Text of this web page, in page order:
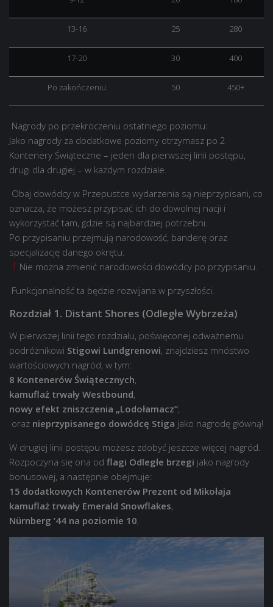
13-16 25 280
17-20 30 400
Po zakończeniu 50 450+
Nagrody po przekroczeniu ostatniego poziomu:
Jako nagrody za dodatkowe poziomy otrzymasz po 2
Kontenery Świąteczne – jeden dla pierwszej linii postępu,
drugi dla drugiej – w każdym rozdziale.
Obaj dowódcy w Przepustce wydarzenia są nieprzypisani, co
oznacza, że możesz przypisać ich do dowolnej nacji i
wykorzystać tam, gdzie są najbardziej potrzebni.
Po przypisaniu przejmują narodowość, banderę oraz
specjalizację danego okrętu.
Nie można zmienić narodowości dowódcy po przypisaniu.
Funkcjonalność ta będzie rozwijana w przyszłości.
Rozdział 1. Distant Shores (Odległe Wybrzeża)
W pierwszej linii tego rozdziału, poświęconej odważnemu
podróżnikowi Stigowi Lundgrenowi, znajdziesz mnóstwo
wartościowych nagród, w tym:
8 Kontenerów Świątecznych,
kamuflaż trwały Westbound,
nowy efekt zniszczenia „Lodołamacz”,
oraz nieprzypisanego dowódcę Stiga jako nagrodę główną!
W drugiej linii postępu możesz zdobyć jeszcze więcej nagród.
Rozpoczyna się ona od flagi Odległe brzegi jako nagrody
bonusowej, a następnie obejmuje:
15 dodatkowych Kontenerów Prezent od Mikołaja
kamuflaż trwały Emerald Snowflakes,
Nürnberg ’44 na poziomie 10,